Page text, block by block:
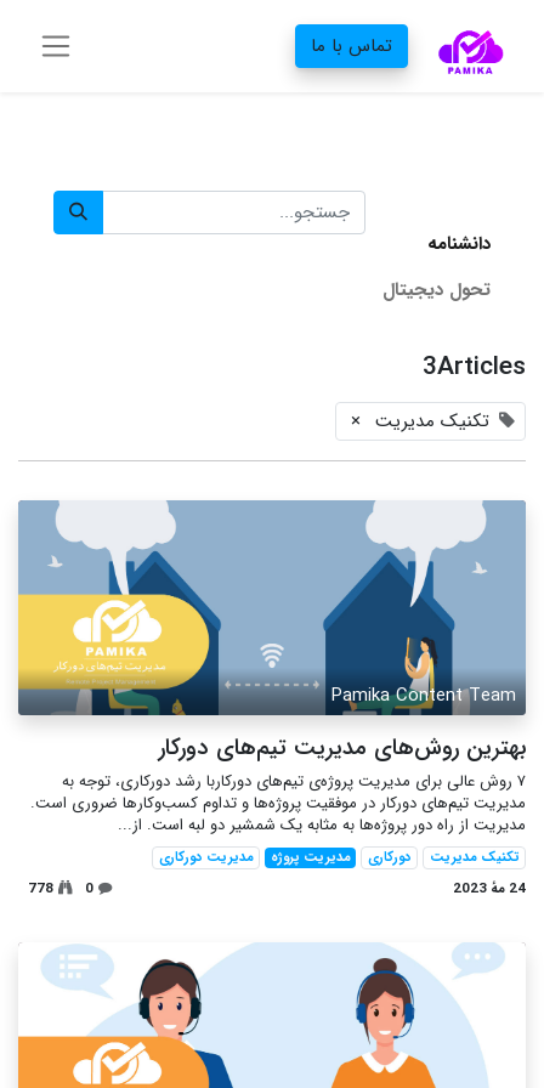
تماس با ما
دانشنامه‌
تحول دیجیتال
3Articles
تکنیک مدیریت ×
Pamika Content Team
بهترین روش‌های مدیریت تیم‌های دورکار
۷ روش عالی برای مدیریت پروژه‌ی تیم‌های دورکاربا رشد دورکاری، توجه به
مدیریت تیم‌های دورکار در موفقیت پروژه‌ها و تداوم کسب‌و‌کارها ضروری است.
مدیریت از راه دور پروژه‌ها به مثابه یک شمشیر دو لبه است. از...
تکنیک مدیریت دورکاری مدیریت پروژه
مدیریت دورکاری
24 مهٔ 2023
0
778